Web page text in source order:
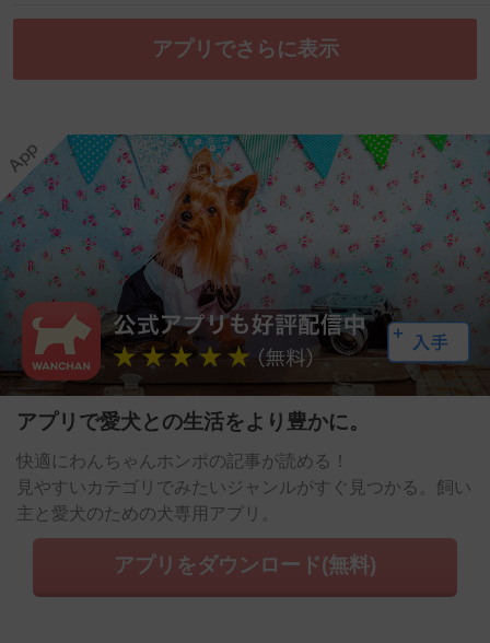
アプリでさらに表示
アプリで愛犬との生活をより豊かに。
快適にわんちゃんホンポの記事が読める！
見やすいカテゴリでみたいジャンルがすぐ見つかる。飼い
主と愛犬のための犬専用アプリ。
アプリをダウンロード(無料)